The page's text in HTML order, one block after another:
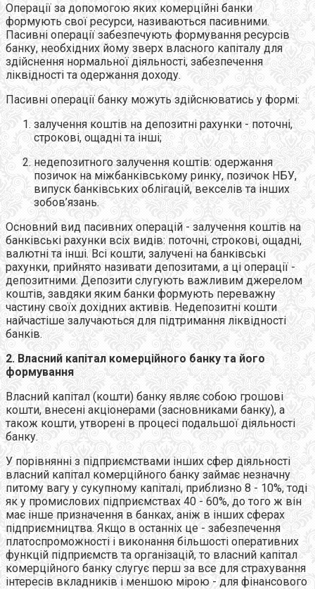
Операції за допомогою яких комерційні банки
формують свої ресурси, називаються пасивними.
Пасивні операції забезпечують формування ресурсів
банку, необхідних йому зверх власного капіталу для
здійснення нормальної діяльності, забезпечення
ліквідності та одержання доходу.
Пасивні операції банку можуть здійснюватись у формі:
залучення коштів на депозитні рахунки - поточні,
строкові, ощадні та інші;
недепозитного залучення коштів: одержання
позичок на міжбанківському ринку, позичок НБУ,
випуск банківських облігацій, векселів та інших
зобов’язань.
Основний вид пасивних операцій - залучення коштів на
банківські рахунки всіх видів: поточні, строкові, ощадні,
валютні та інші. Всі кошти, залучені на банківські
рахунки, прийнято називати депозитами, а ці операції -
депозитними. Депозити слугують важливим джерелом
коштів, завдяки яким банки формують переважну
частину своїх дохідних активів. Недепозитні кошти
найчастіше залучаються для підтримання ліквідності
банків.
2. Власний капітал комерційного банку та його
формування
Власний капітал (кошти) банку являє собою грошові
кошти, внесені акціонерами (засновниками банку), а
також кошти, утворені в процесі подальшої діяльності
банку.
У порівнянні з підприємствами інших сфер діяльності
власний капітал комерційного банку займає незначну
питому вагу у сукупному капіталі, приблизно 8 - 10%, тоді
як у промислових підприємствах 40 - 60%, до того ж він
має інше призначення в банках, аніж в інших сферах
підприємництва. Якщо в останніх це - забезпечення
платоспроможності і виконання більшості оперативних
функцій підприємств та організацій, то власний капітал
комерційного банку слугує перш за все для страхування
інтересів вкладників і меншою мірою - для фінансового